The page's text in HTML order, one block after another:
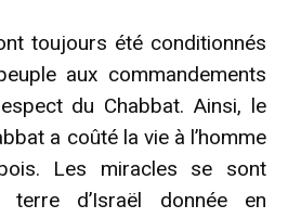
toujours été conditionnés
aux commandements
du Chabbat. Ainsi, le
a coûté la vie à l’homme
Les miracles se sont
d’Israël donnée en